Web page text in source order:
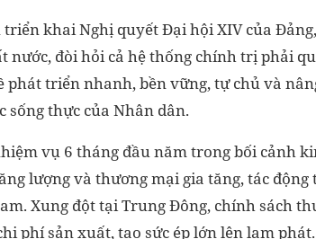
khai Nghị quyết Đại hội XIV của
nước, đòi hỏi cả hệ thống chính trị phải
phát triển nhanh, bền vững, tự chủ và
sống thực của Nhân dân.
vụ 6 tháng đầu năm trong bối cảnh
lượng và thương mại gia tăng, tác động
Xung đột tại Trung Đông, chính sách
phí sản xuất, tạo sức ép lớn lên lạm